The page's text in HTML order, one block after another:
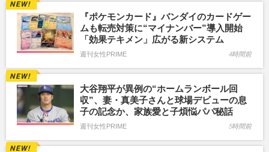
『ポケモンカード』バンダイのカードゲー
ムも転売対策に“マイナンバー”導入開始
「効果テキメン」広がる新システム
週刊女性PRIME 4時間前
大谷翔平が異例の“ホームランボール回
収”、妻・真美子さんと球場デビューの息
子の記念か、家族愛と子煩悩パパ秘話
週刊女性PRIME 5時間前